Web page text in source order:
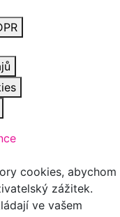
cookies, abychom
zážitek.
ve vašem